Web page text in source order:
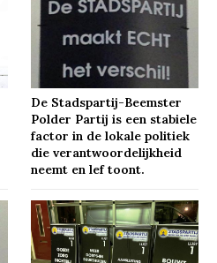
De Stadspartij-Beemster
Polder Partij is een stabiele
factor in de lokale politiek
die verantwoordelijkheid
neemt en lef toont.